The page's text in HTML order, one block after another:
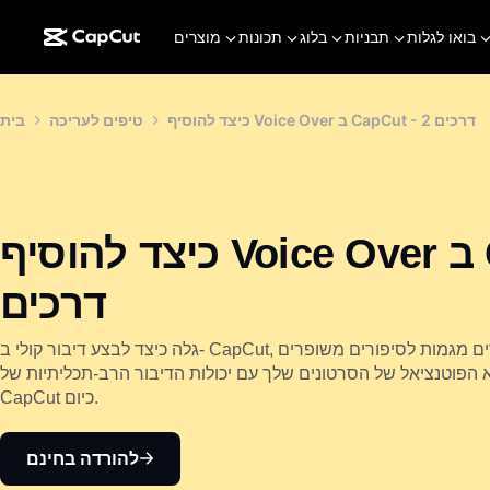
מוצרים תכונות בלוג תבניות בואו לגלות
בית טיפים לעריכה כיצד להוסיף Voice Over ב CapCut - 2 דרכים
כיצד להוסיף Voice Over ב CapCut - 2
דרכים
גלה כיצד לבצע דיבור קולי ב- CapCut, לחקור טכניקות מתקדמות ולהקדים מגמות לסיפורים משופרים
הפוטנציאל של הסרטונים שלך עם יכולות הדיבור הרב-תכליתיות של
CapCut כיום.
להורדה בחינם